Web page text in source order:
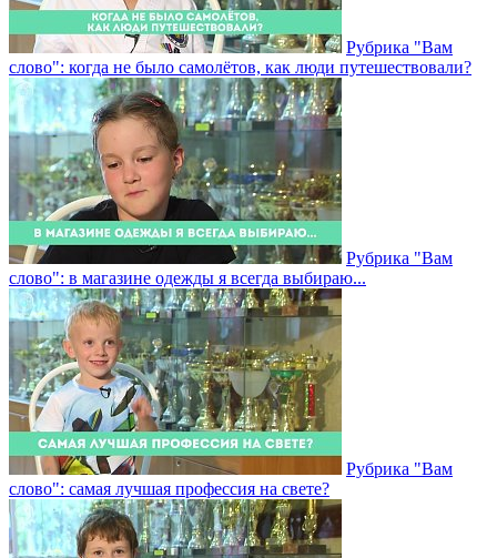
Рубрика "Вам
слово": когда не было самолётов, как люди путешествовали?
Рубрика "Вам
слово": в магазине одежды я всегда выбираю...
Рубрика "Вам
слово": самая лучшая профессия на свете?